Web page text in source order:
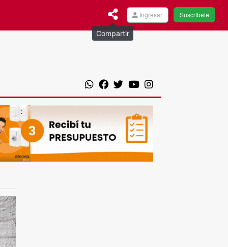
Suscríbete
Ingresar
Compartir